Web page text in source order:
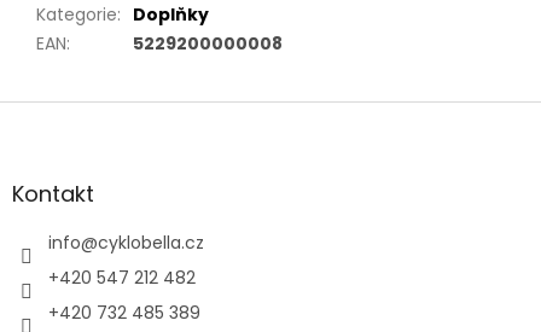
Kategorie: Doplňky
EAN: 5229200000008
Z
aKontakt
info@cyklobella.cz
+420 547 212 482
+420 732 485 389